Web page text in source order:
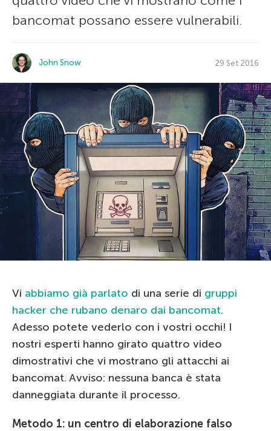
bancomat possano essere vulnerabili.
John Snow 29 Set 2016
Vi abbiamo già parlato di una serie di gruppi
hacker che rubano denaro dai bancomat.
Adesso potete vederlo con i vostri occhi! I
nostri esperti hanno girato quattro video
dimostrativi che vi mostrano gli attacchi ai
bancomat. Avviso: nessuna banca è stata
danneggiata durante il processo.
Metodo 1: un centro di elaborazione falso